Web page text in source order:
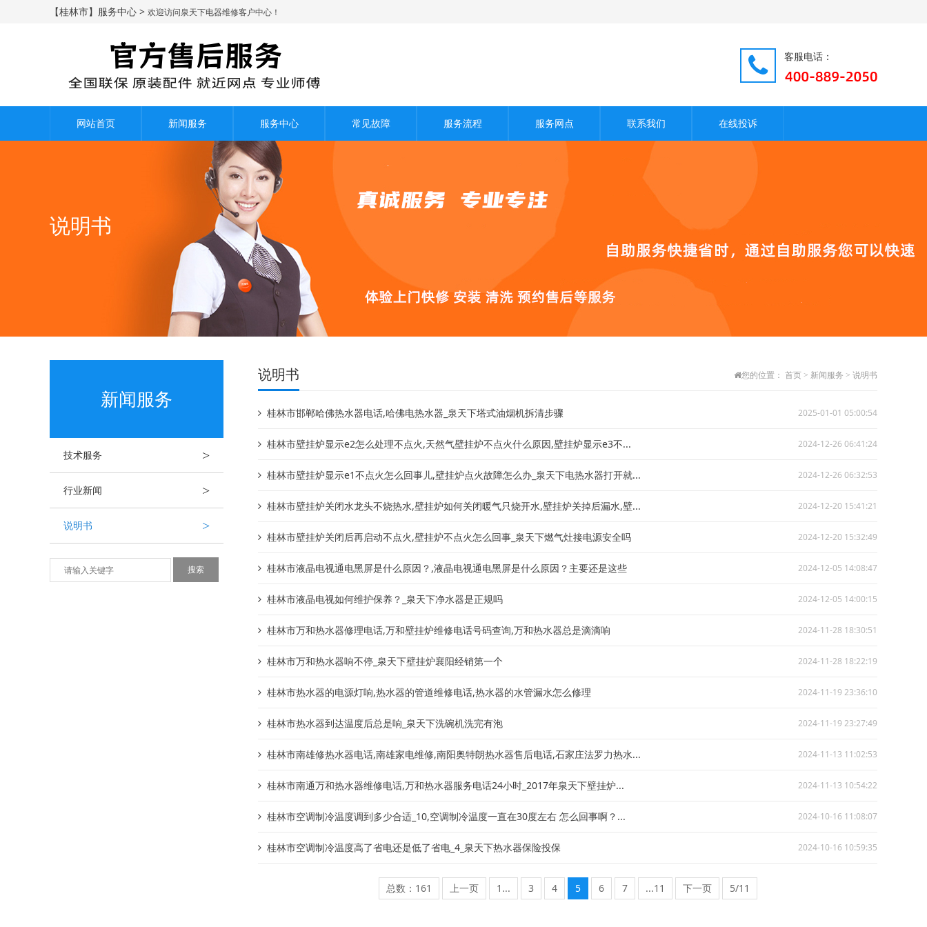
【桂林市】服务中心 > 欢迎访问泉天下电器维修客户中心！
客服电话：
网站首页 新闻服务 服务中心 常见故障 服务流程 服务网点 联系我们 在线投诉
说明书
新闻服务
技术服务 >
行业新闻 >
说明书 >
说明书 您的位置： 首页 > 新闻服务 > 说明书
桂林市邯郸哈佛热水器电话,哈佛电热水器_泉天下塔式油烟机拆清步骤 2025-01-01 05:00:54
桂林市壁挂炉显示e2怎么处理不点火,天然气壁挂炉不点火什么原因,壁挂炉显示e3不... 2024-12-26 06:41:24
桂林市壁挂炉显示e1不点火怎么回事儿,壁挂炉点火故障怎么办_泉天下电热水器打开就... 2024-12-26 06:32:53
桂林市壁挂炉关闭水龙头不烧热水,壁挂炉如何关闭暖气只烧开水,壁挂炉关掉后漏水,壁... 2024-12-20 15:41:21
桂林市壁挂炉关闭后再启动不点火,壁挂炉不点火怎么回事_泉天下燃气灶接电源安全吗 2024-12-20 15:32:49
桂林市液晶电视通电黑屏是什么原因？,液晶电视通电黑屏是什么原因？主要还是这些 2024-12-05 14:08:47
桂林市液晶电视如何维护保养？_泉天下净水器是正规吗 2024-12-05 14:00:15
桂林市万和热水器修理电话,万和壁挂炉维修电话号码查询,万和热水器总是滴滴响 2024-11-28 18:30:51
桂林市万和热水器响不停_泉天下壁挂炉襄阳经销第一个 2024-11-28 18:22:19
桂林市热水器的电源灯响,热水器的管道维修电话,热水器的水管漏水怎么修理 2024-11-19 23:36:10
桂林市热水器到达温度后总是响_泉天下洗碗机洗完有泡 2024-11-19 23:27:49
桂林市南雄修热水器电话,南雄家电维修,南阳奥特朗热水器售后电话,石家庄法罗力热水... 2024-11-13 11:02:53
桂林市南通万和热水器维修电话,万和热水器服务电话24小时_2017年泉天下壁挂炉... 2024-11-13 10:54:22
桂林市空调制冷温度调到多少合适_10,空调制冷温度一直在30度左右 怎么回事啊？... 2024-10-16 11:08:07
桂林市空调制冷温度高了省电还是低了省电_4_泉天下热水器保险投保 2024-10-16 10:59:35
总数：161 上一页 1... 3 4 5 6 7 ...11 下一页 5/11